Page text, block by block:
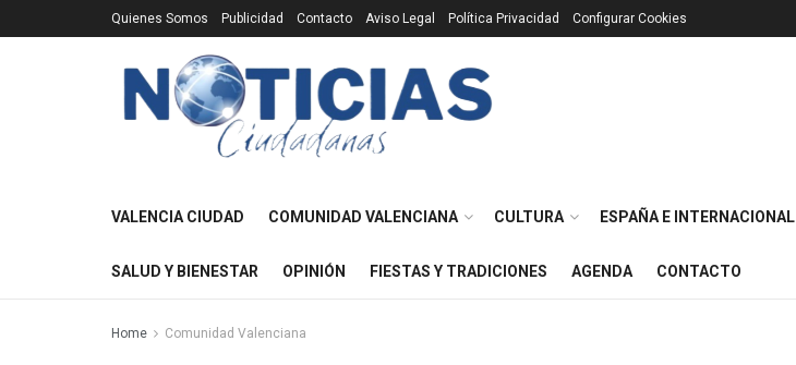
Quienes Somos Publicidad Contacto Aviso Legal Política Privacidad Configurar Cookies
VALENCIA CIUDAD COMUNIDAD VALENCIANA CULTURA ESPAÑA E INTERNACIONAL
SALUD Y BIENESTAR OPINIÓN FIESTAS Y TRADICIONES AGENDA CONTACTO
Home Comunidad Valenciana